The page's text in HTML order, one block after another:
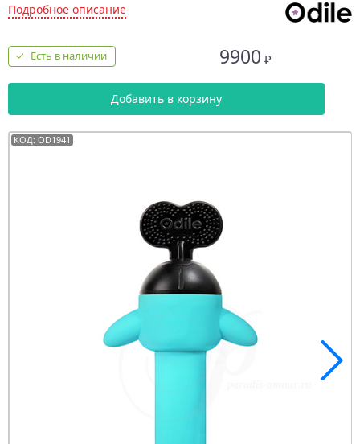
Подробное описание
9900 ₽
Есть в наличии
Добавить в корзину
КОД: OD1941